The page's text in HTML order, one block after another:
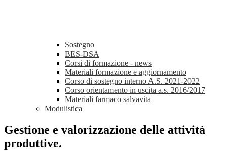
Sostegno
BES-DSA
Corsi di formazione - news
Materiali formazione e aggiornamento
Corso di sostegno interno A.S. 2021-2022
Corso orientamento in uscita a.s. 2016/2017
Materiali farmaco salvavita
Modulistica
Gestione e valorizzazione delle attività
produttive.